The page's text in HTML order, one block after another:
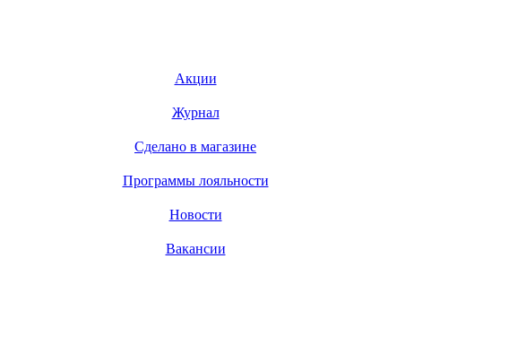
Акции
Журнал
Сделано в магазине
Программы лояльности
Новости
Вакансии